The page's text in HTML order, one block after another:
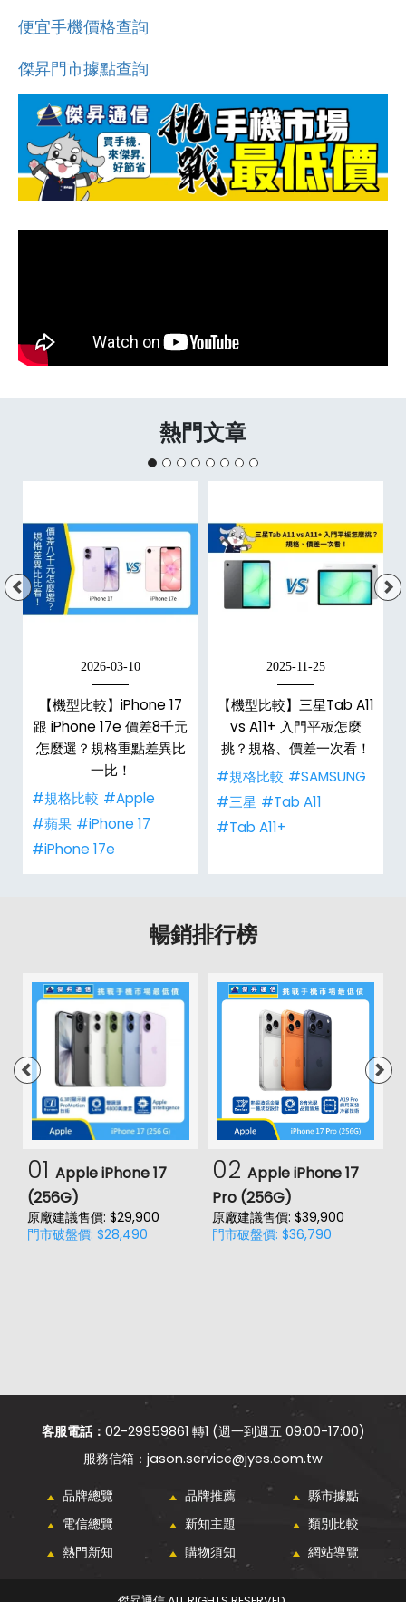
便宜手機價格查詢
傑昇門市據點查詢
熱門文章
2026-03-10
【機型比較】iPhone 17
跟 iPhone 17e 價差8千元
怎麼選？規格重點差異比
一比！
#規格比較 #Apple
#蘋果 #iPhone 17
#iPhone 17e
2025-11-25
【機型比較】三星Tab A11
vs A11+ 入門平板怎麼
挑？規格、價差一次看！
#規格比較 #SAMSUNG
#三星 #Tab A11
#Tab A11+
暢銷排行榜
01 Apple iPhone 17
(256G)
原廠建議售價: $29,900
門市破盤價: $28,490
02 Apple iPhone 17
Pro (256G)
原廠建議售價: $39,900
門市破盤價: $36,790
客服電話： 02-29959861 轉1 (週一到週五 09:00-17:00)
jason.service@jyes.com.tw
品牌總覽 品牌推薦
縣市據點
電信總覽
新知主題
類別比較
熱門新知
購物須知 網站導覽